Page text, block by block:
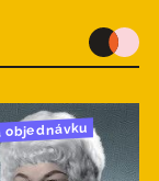
objednávku